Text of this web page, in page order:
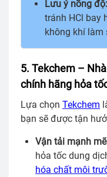
Lưu ý nồng độ:
tránh HCl bay
không khí làm
5. Tekchem –
chính hãng hỏa
Lựa chọn Tekchem
bạn sẽ được tận
Vận tải mạnh
hỏa tốc dung
hóa chất môi